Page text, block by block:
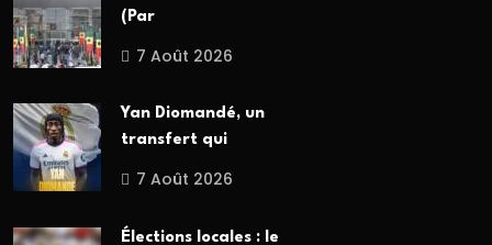
(Par
7 Août 2026
Yan Diomandé, un
transfert qui
7 Août 2026
Élections locales : le